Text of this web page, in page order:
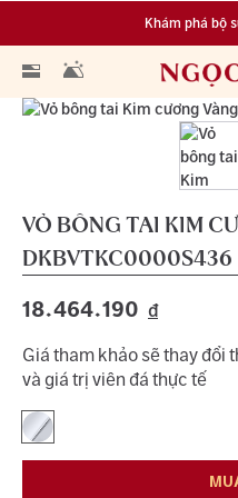
Khám phá bộ
Đa dạng lựa chọn
VỎ BÔNG TAI KIM
DKBVTKC0000S436
18.464.190 đ
Giá tham khảo sẽ thay đổi
và giá trị viên đá thực tế